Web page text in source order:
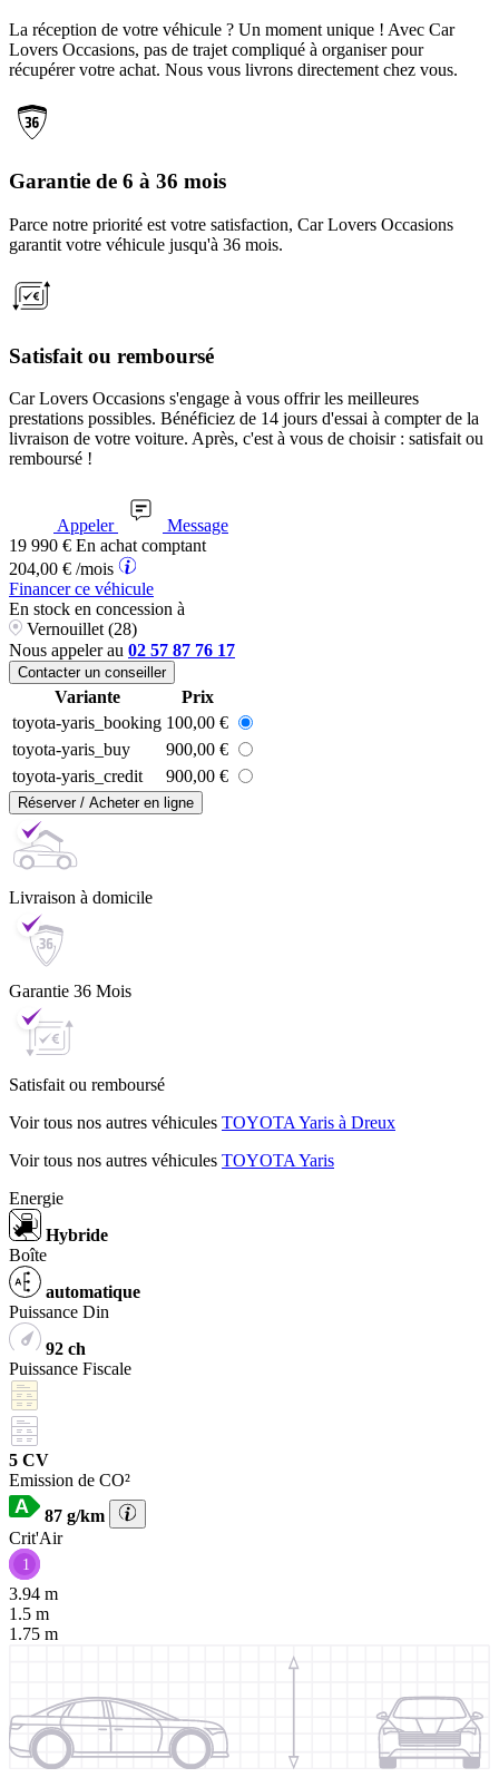
La réception de votre véhicule ? Un moment unique ! Avec Car
Lovers Occasions, pas de trajet compliqué à organiser pour
récupérer votre achat. Nous vous livrons directement chez vous.
Garantie de 6 à 36 mois
Parce notre priorité est votre satisfaction, Car Lovers Occasions
garantit votre véhicule jusqu'à 36 mois.
Satisfait ou remboursé
Car Lovers Occasions s'engage à vous offrir les meilleures
prestations possibles. Bénéficiez de 14 jours d'essai à compter de la
livraison de votre voiture. Après, c'est à vous de choisir : satisfait ou
remboursé !
Appeler
Message
19 990 € En achat comptant
204,00 € /mois
Financer ce véhicule
En stock en concession à
Vernouillet (28)
Nous appeler au 02 57 87 76 17
Contacter un conseiller
Variante
Prix
toyota-yaris_booking 100,00 €
toyota-yaris_buy
900,00 €
toyota-yaris_credit
900,00 €
Réserver / Acheter en ligne
Livraison à domicile
Garantie 36 Mois
Satisfait ou remboursé
Voir tous nos autres véhicules TOYOTA Yaris à Dreux
Voir tous nos autres véhicules TOYOTA Yaris
Energie
Hybride
Boîte
automatique
Puissance Din
92 ch
Puissance Fiscale
5 CV
Emission de CO²
87 g/km
Crit'Air
1
3.94 m
1.5 m
1.75 m